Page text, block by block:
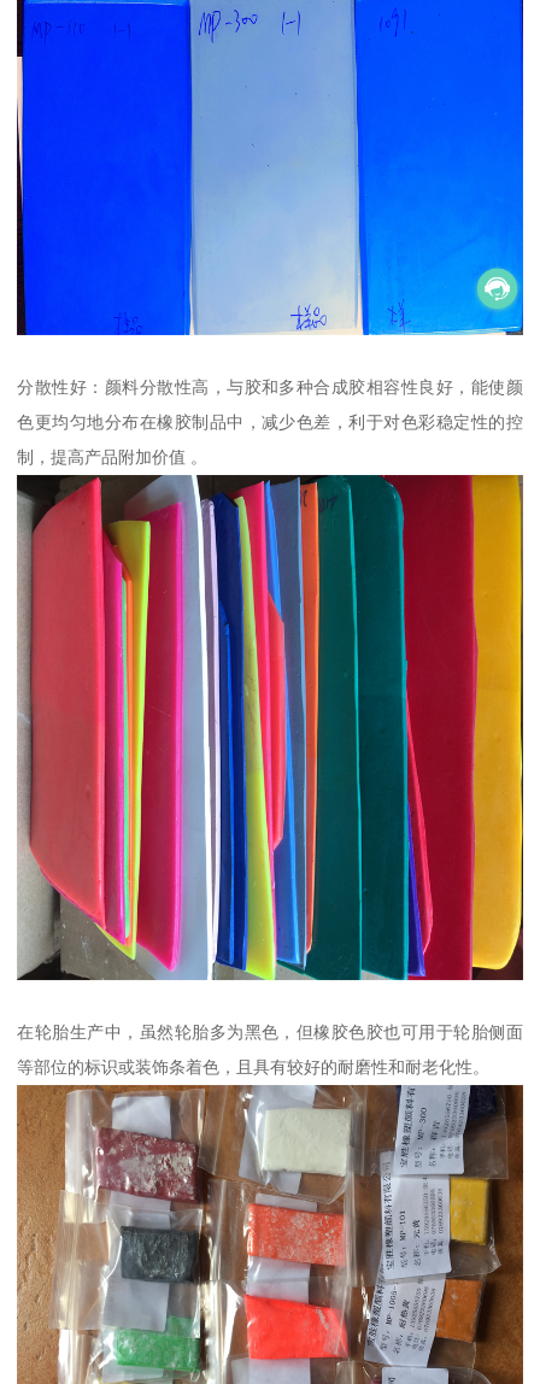
分散性好：颜料分散性高，与胶和多种合成胶相容性良好，能使颜
色更均匀地分布在橡胶制品中，减少色差，利于对色彩稳定性的控
制，提高产品附加价值 。
在轮胎生产中，虽然轮胎多为黑色，但橡胶色胶也可用于轮胎侧面
等部位的标识或装饰条着色，且具有较好的耐磨性和耐老化性。